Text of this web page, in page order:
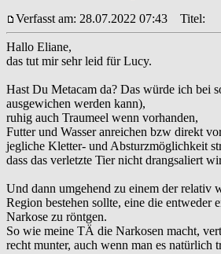
Verfasst am: 28.07.2022 07:43 Titel:
Hallo Eliane,
das tut mir sehr leid für Lucy.
Hast Du Metacam da? Das würde ich bei
ausgewichen werden kann),
ruhig auch Traumeel wenn vorhanden,
Futter und Wasser anreichen bzw direkt
jegliche Kletter- und Absturzmöglichkeit
dass das verletzte Tier nicht drangsaliert
Und dann umgehend zu einem der
Region bestehen sollte, eine die entweder
Narkose zu röntgen.
So wie meine TÄ die Narkosen macht,
recht munter, auch wenn man es